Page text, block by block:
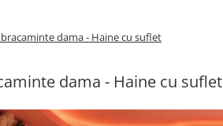
dama - Haine cu suflet
dama - Haine cu suflet